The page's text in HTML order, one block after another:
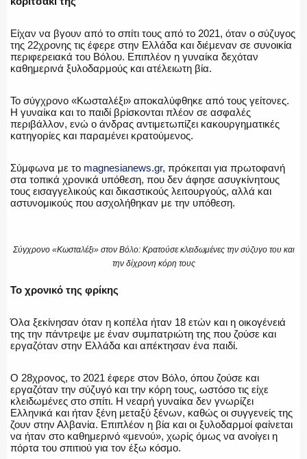
ΟΠΛΑ/ΕΞΟΠΛΙΣΜΟΣ
Είχαν να βγουν από το σπίτι τους από το 2021, όταν ο σύζυγος
της 22χρονης τις έφερε στην Ελλάδα και διέμεναν σε συνοικία
περιφερειακά του Βόλου. Επιπλέον η γυναίκα δεχόταν
καθημερινά ξυλοδαρμούς και ατέλειωτη βία.
Το σύγχρονο «Κωσταλέξι» αποκαλύφθηκε από τους γείτονες.
Η γυναίκα και το παιδί βρίσκονται πλέον σε ασφαλές
περιβάλλον, ενώ ο άνδρας αντιμετωπίζει κακουργηματικές
κατηγορίες και παραμένει κρατούμενος.
Σύμφωνα με το magnesianews.gr, πρόκειται για πρωτοφανή
στα τοπικά χρονικά υπόθεση, που δεν άφησε ασυγκίνητους
τους εισαγγελικούς και δικαστικούς λειτουργούς, αλλά και
αστυνομικούς που ασχολήθηκαν με την υπόθεση.
Σύγχρονο «Κωσταλέξι» στον Βόλο: Κρατούσε κλειδωμένες την σύζυγο του και
την δίχρονη κόρη τους
Το χρονικό της φρίκης
Όλα ξεκίνησαν όταν η κοπέλα ήταν 18 ετών και η οικογένειά
της την πάντρεψε με έναν συμπατριώτη της που ζούσε και
εργαζόταν στην Ελλάδα και απέκτησαν ένα παιδί.
Ο 28χρονος, το 2021 έφερε στον Βόλο, όπου ζούσε και
εργαζόταν την σύζυγό και την κόρη τους, ωστόσο τις είχε
κλειδωμένες στο σπίτι. Η νεαρή γυναίκα δεν γνωρίζει
Ελληνικά και ήταν ξένη μεταξύ ξένων, καθώς οι συγγενείς της
ζουν στην Αλβανία. Επιπλέον η βία και οι ξυλοδαρμοί φαίνεται
να ήταν στο καθημερινό «μενού», χωρίς όμως να ανοίγει η
πόρτα του σπιτιού για τον έξω κόσμο.